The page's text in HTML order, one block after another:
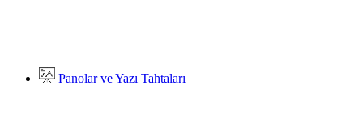
Panolar ve Yazı Tahtaları